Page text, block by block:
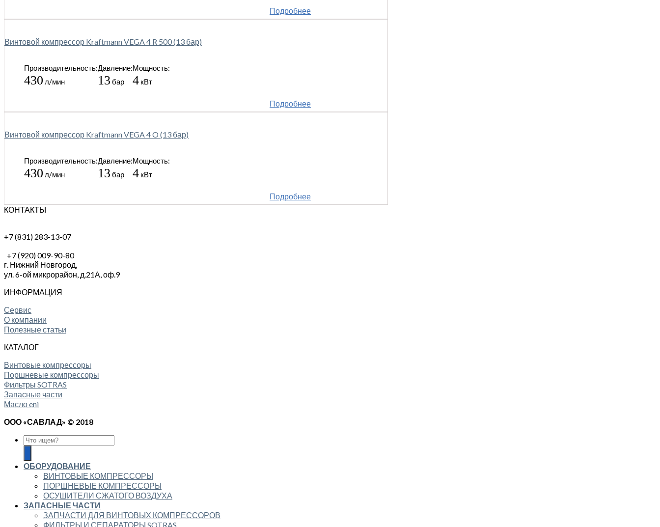
Подробнее
Винтовой компрессор Kraftmann VEGA 4 R 500 (13 бар)
Производительность:
430 л/мин
Давление:
13 бар
Мощность:
4 кВт
Подробнее
Винтовой компрессор Kraftmann VEGA 4 O (13 бар)
Производительность:
430 л/мин
Давление:
13 бар
Мощность:
4 кВт
Подробнее
КОНТАКТЫ
+7 (831) 283-13-07
+7 (920) 009-90-80
г. Нижний Новгород,
ул. 6-ой микрорайон, д.21А, оф.9
ИНФОРМАЦИЯ
Сервис
О компании
Полезные статьи
КАТАЛОГ
Винтовые компрессоры
Поршневые компрессоры
Фильтры SOTRAS
Запасные части
Масло eni
ООО «САВЛАД» © 2018
ОБОРУДОВАНИЕ
ВИНТОВЫЕ КОМПРЕССОРЫ
ПОРШНЕВЫЕ КОМПРЕССОРЫ
ОСУШИТЕЛИ СЖАТОГО ВОЗДУХА
ЗАПАСНЫЕ ЧАСТИ
ЗАПЧАСТИ ДЛЯ ВИНТОВЫХ КОМПРЕССОРОВ
ФИЛЬТРЫ И СЕПАРАТОРЫ SOTRAS